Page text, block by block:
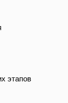
этапов